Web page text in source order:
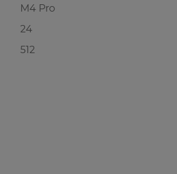
M4 Pro
24
512